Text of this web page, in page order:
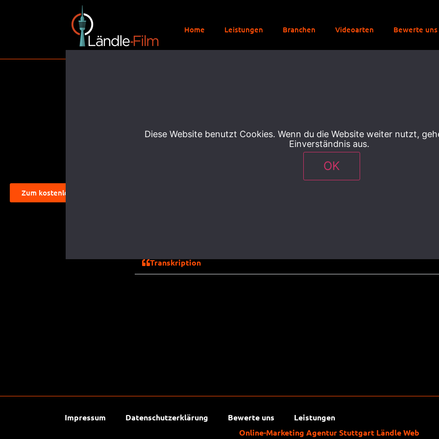
Home Leistungen Branchen Videoarten Bewerte uns
Zum kostenlosen Erstgespäch
Transkription
Impressum Datenschutzerklärung Bewerte uns
Leistungen
Online-Marketing Agentur Stuttgart Ländle Web
Diese Website benutzt Cookies. Wenn du die Website weiter nutzt,
Einverständnis aus.
OK